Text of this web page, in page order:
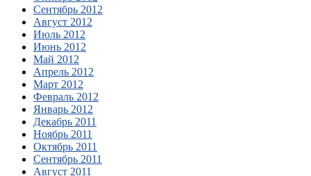
Сентябрь 2012
Август 2012
Июль 2012
Июнь 2012
Май 2012
Апрель 2012
Март 2012
Февраль 2012
Январь 2012
Декабрь 2011
Ноябрь 2011
Октябрь 2011
Сентябрь 2011
Август 2011